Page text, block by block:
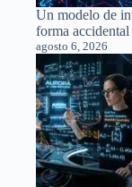
Un modelo de
forma accidental
agosto 6, 2026